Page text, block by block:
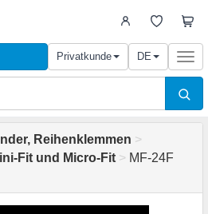
Privatkunde DE
Reihenklemmen >
Fit und Micro-Fit > MF-24F